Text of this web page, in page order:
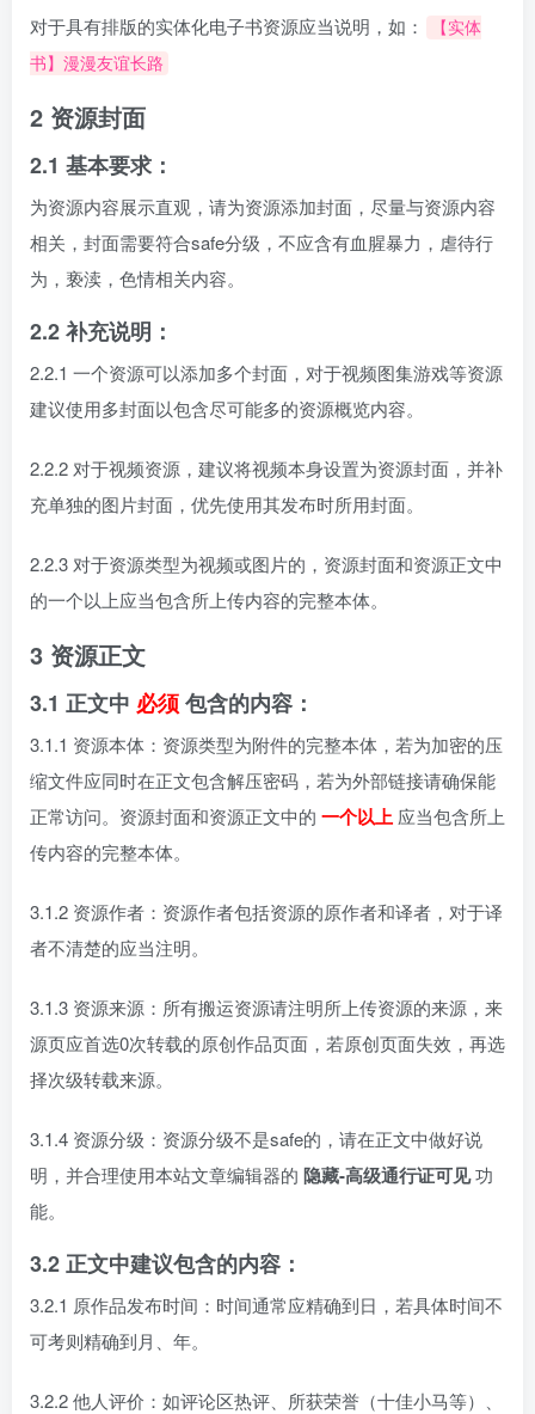
对于具有排版的实体化电子书资源应当说明，如：
【实体
书】漫漫友谊长路
2 资源封面
2.1 基本要求：
为资源内容展示直观，请为资源添加封面，尽量与资源内容
相关，封面需要符合safe分级，不应含有血腥暴力，虐待行
为，亵渎，色情相关内容。
2.2 补充说明：
2.2.1 一个资源可以添加多个封面，对于视频图集游戏等资源
建议使用多封面以包含尽可能多的资源概览内容。
2.2.2 对于视频资源，建议将视频本身设置为资源封面，并补
充单独的图片封面，优先使用其发布时所用封面。
2.2.3 对于资源类型为视频或图片的，资源封面和资源正文中
的一个以上应当包含所上传内容的完整本体。
3 资源正文
3.1 正文中 必须包含的内容：
3.1.1 资源本体：资源类型为附件的完整本体，若为加密的压
缩文件应同时在正文包含解压密码，若为外部链接请确保能
正常访问。资源封面和资源正文中的 一个以上 应当包含所上
传内容的完整本体。
3.1.2 资源作者：资源作者包括资源的原作者和译者，对于译
者不清楚的应当注明。
3.1.3 资源来源：所有搬运资源请注明所上传资源的来源，来
源页应首选0次转载的原创作品页面，若原创页面失效，再选
择次级转载来源。
3.1.4 资源分级：资源分级不是safe的，请在正文中做好说
明，并合理使用本站文章编辑器的 隐藏-高级通行证可见功
能。
3.2 正文中建议包含的内容：
3.2.1 原作品发布时间：时间通常应精确到日，若具体时间不
可考则精确到月、年。
3.2.2 他人评价：如评论区热评、所获荣誉（十佳小马等）、